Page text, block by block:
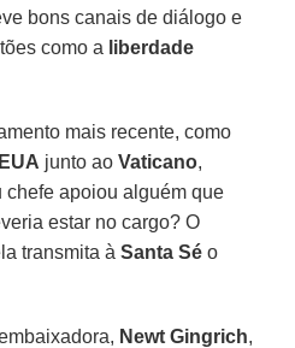
bons canais de diálogo e
como a liberdade
mais recente, como
EUA junto aoVaticano,
chefe apoiou alguém que
estar no cargo? O
transmita àSanta Sé o
Newt Gingrich,